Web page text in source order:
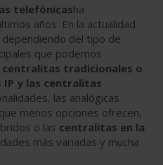
telefónicasha
años. En la actualidad
del tipo de
que podemos
centralitas tradicionales o
y las centralitas
las analógicas
menos opciones ofrecen,
o las centralitas en la
más variadas y mucha